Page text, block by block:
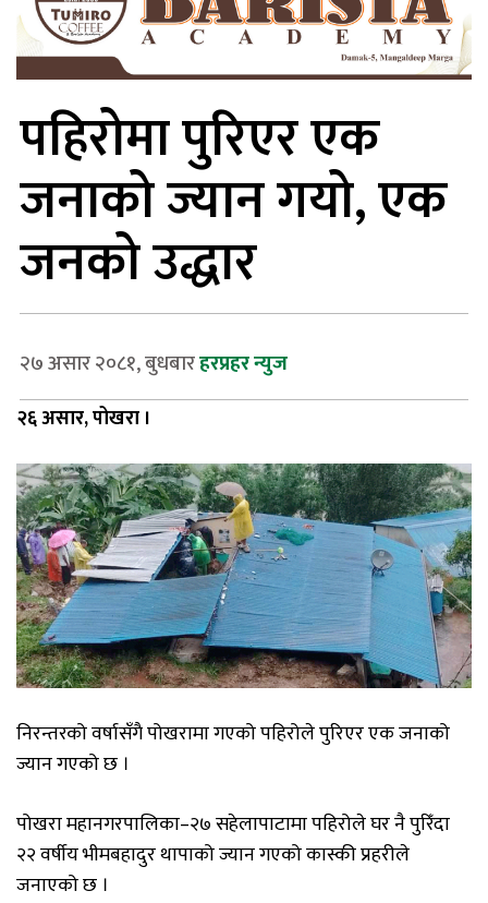
पहिरोमा पुरिएर एक
जनाको ज्यान गयो, एक
जनको उद्धार
२७ असार २०८१, बुधबारहरप्रहर न्युज
२६ असार, पोखरा ।
निरन्तरको वर्षासँगै पोखरामा गएको पहिरोले पुरिएर एक जनाको
ज्यान गएको छ ।
पोखरा महानगरपालिका–२७ सहेलापाटामा पहिरोले घर नै पुरिँदा
२२ वर्षीय भीमबहादुर थापाको ज्यान गएको कास्की प्रहरीले
जनाएको छ ।